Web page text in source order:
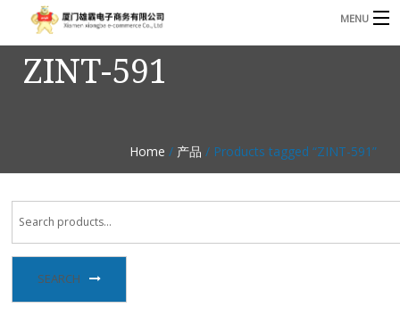
MENU
3221366881@qq.com
关于我们
ZINT-591
Home / 产品 / Products tagged “ZINT-591”
SEARCH